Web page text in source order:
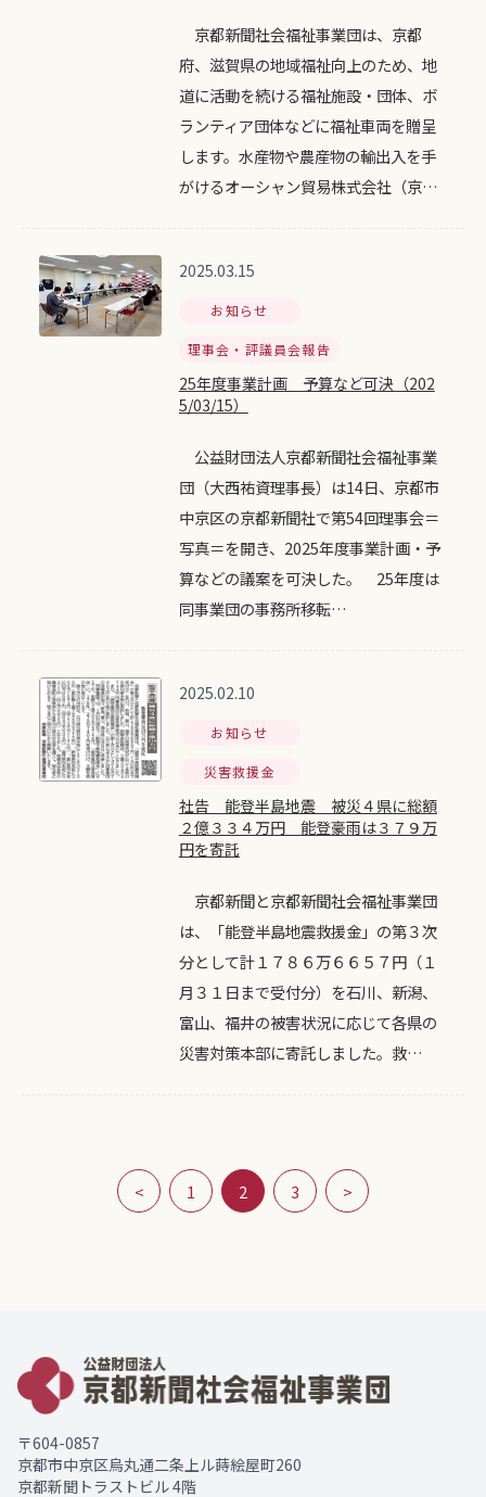
京都新聞社会福祉事業団は、京都
府、滋賀県の地域福祉向上のため、地
道に活動を続ける福祉施設・団体、ボ
ランティア団体などに福祉車両を贈呈
します。水産物や農産物の輸出入を手
がけるオーシャン貿易株式会社（京…
2025.03.15
お知らせ
理事会・評議員会報告
25年度事業計画 予算など可決（202
5/03/15）
公益財団法人京都新聞社会福祉事業
団（大西祐資理事長）は14日、京都市
中京区の京都新聞社で第54回理事会＝
写真＝を開き、2025年度事業計画・予
算などの議案を可決した。 25年度は
同事業団の事務所移転…
2025.02.10
お知らせ
災害救援金
社告 能登半島地震 被災４県に総額
２億３３４万円 能登豪雨は３７９万
円を寄託
京都新聞と京都新聞社会福祉事業団
は、「能登半島地震救援金」の第３次
分として計１７８６万６６５７円（１
月３１日まで受付分）を石川、新潟、
富山、福井の被害状況に応じて各県の
災害対策本部に寄託しました。救…
< 1 2 3 >
〒604-0857
京都市中京区烏丸通二条上ル蒔絵屋町260
京都新聞トラストビル 4階